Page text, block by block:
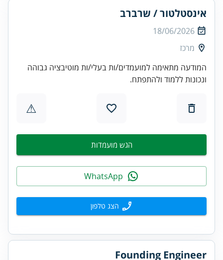
אינסטלטור / שרברב
18/06/2026
מרכז
המודעה מתאימה למועמדים/ות בעלי/ות מוטיבציה גבוהה
ונכונות ללמוד ולהתפתח.
⚠
הגש מועמדות
הצג טלפון
Founding Engineer